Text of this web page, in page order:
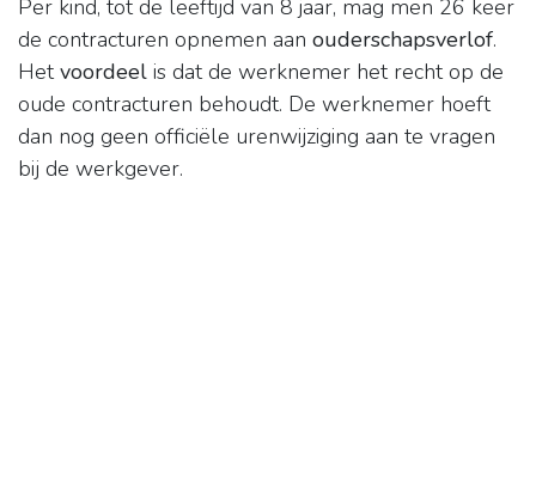
Per kind, tot de leeftijd van 8 jaar, mag men 26 keer
de contracturen opnemen aan ouderschapsverlof.
Hetvoordeel is dat de werknemer het recht op de
oude contracturen behoudt. De werknemer hoeft
dan nog geen officiële urenwijziging aan te vragen
bij de werkgever.